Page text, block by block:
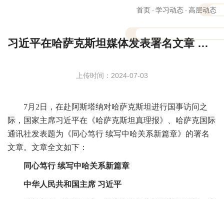
首页 - 学习动态 - 高层动态
习近平在哈萨克斯坦媒体发表署名文章 同心笃行 续写中哈关系新篇章
上传时间：2024-07-03
7月2日，在赴阿斯塔纳对哈萨克斯坦进行国事访问之
际，国家主席习近平在《哈萨克斯坦真理报》、哈萨克国际
通讯社发表题为《同心笃行 续写中哈关系新篇章》的署名
文章。文章全文如下：
同心笃行 续写中哈关系新篇章
中华人民共和国主席 习近平